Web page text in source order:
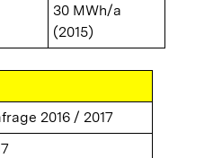
30 MWh/a
(2015)
2016 / 2017